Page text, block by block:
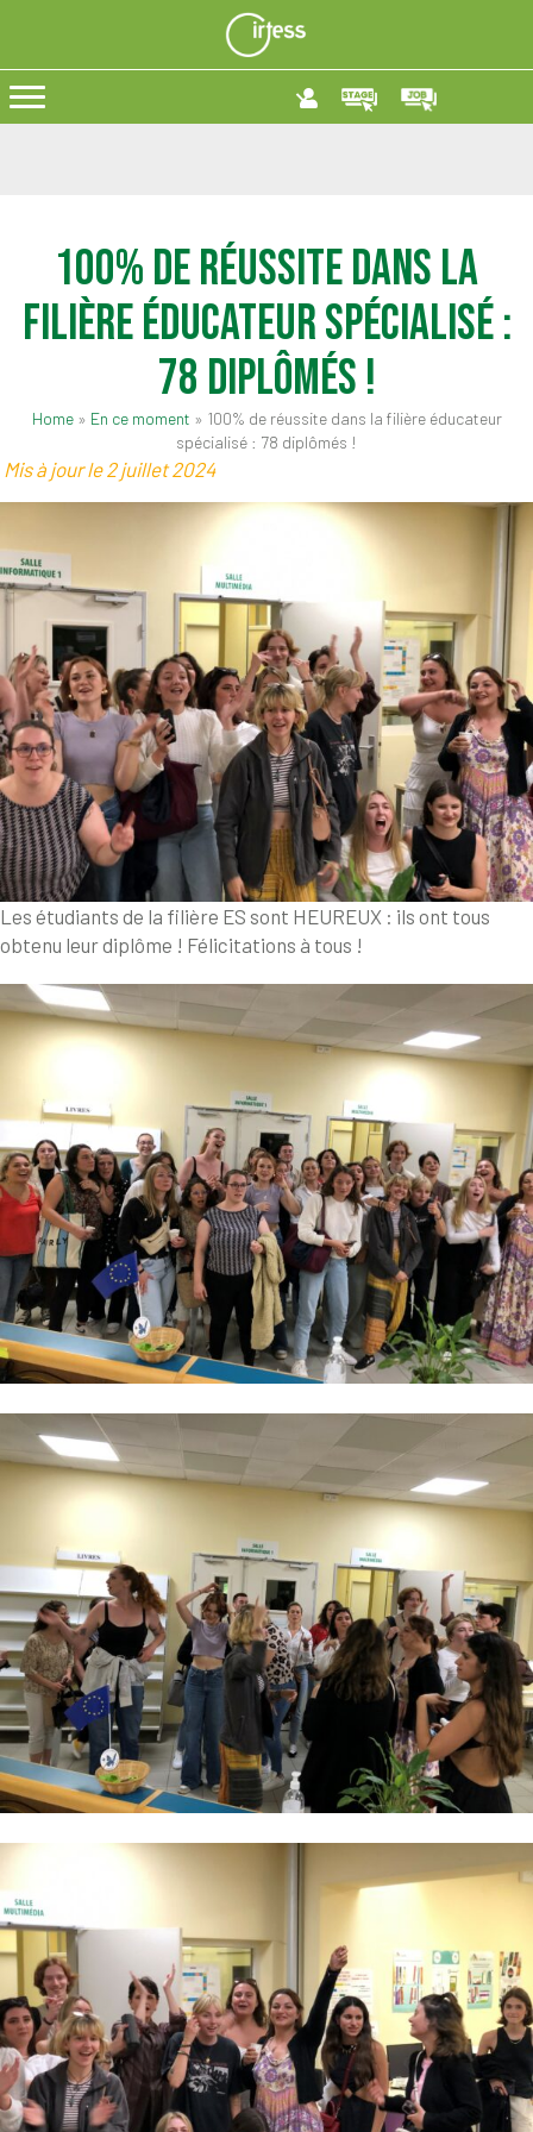
100% de réussite dans la
filière éducateur spécialisé :
78 diplômés !
Home » En ce moment » 100% de réussite dans la filière éducateur
spécialisé : 78 diplômés !
Mis à jour le 2 juillet 2024
Les étudiants de la filière ES sont HEUREUX : ils ont tous
obtenu leur diplôme ! Félicitations à tous !